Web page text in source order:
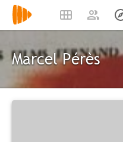
Marcel Pérès